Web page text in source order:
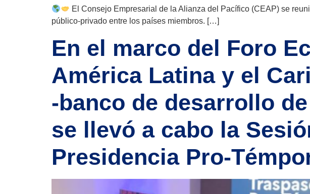
El Consejo Empresarial de la Alianza del Pacífico (CEAP) se
público-privado entre los países miembros. […]
En el marco del Foro
América Latina y el
-banco de desarrollo
se llevó a cabo la
Presidencia Pro-